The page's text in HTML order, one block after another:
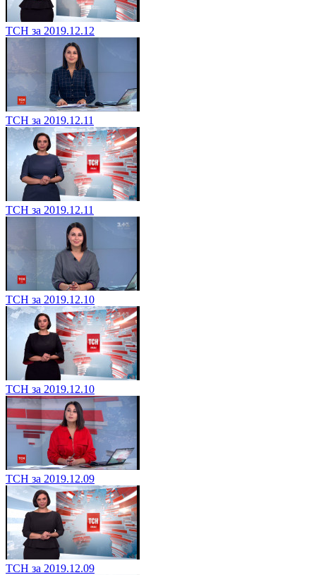
ТСН за 2019.12.12
ТСН за 2019.12.11
ТСН за 2019.12.11
ТСН за 2019.12.10
ТСН за 2019.12.10
ТСН за 2019.12.09
ТСН за 2019.12.09